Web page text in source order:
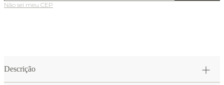
Não sei meu CEP
Descrição